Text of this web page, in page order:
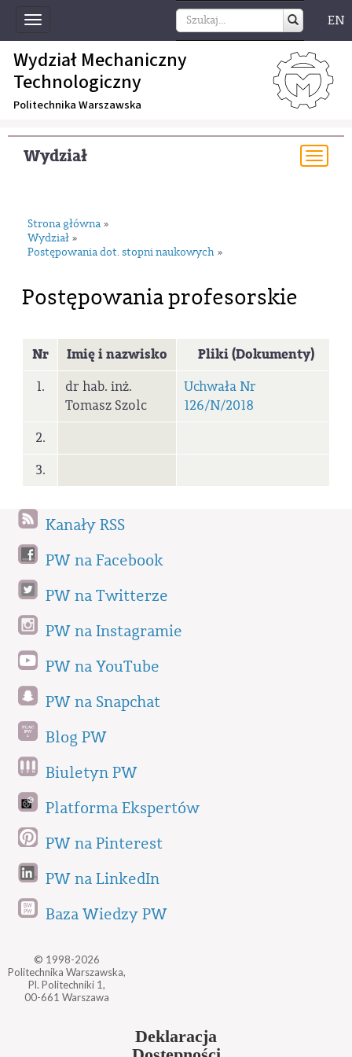
Toggle
navigation
EN
Wydział Mechaniczny
Technologiczny
Politechnika Warszawska
Wydział
Strona główna »
Wydział »
Postępowania dot. stopni naukowych »
Postępowania profesorskie
Nr Imię i nazwisko
Pliki (Dokumenty)
1.
dr hab. inż.
Tomasz Szolc
Uchwała Nr
126/N/2018
2.
3.
Kanały RSS
PW na Facebook
PW na Twitterze
PW na Instagramie
PW na YouTube
PW na Snapchat
Blog PW
Biuletyn PW
Platforma Ekspertów
PW na Pinterest
PW na LinkedIn
Baza Wiedzy PW
© 1998-2026
Politechnika Warszawska,
Pl. Politechniki 1,
00-661 Warszawa
Deklaracja